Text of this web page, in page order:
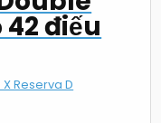
điếu